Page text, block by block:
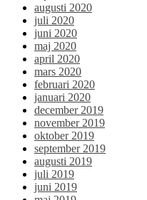
augusti 2020
juli 2020
juni 2020
maj 2020
april 2020
mars 2020
februari 2020
januari 2020
december 2019
november 2019
oktober 2019
september 2019
augusti 2019
juli 2019
juni 2019